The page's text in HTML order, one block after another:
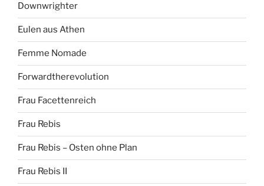
Downwrighter
Eulen aus Athen
Femme Nomade
Forwardtherevolution
Frau Facettenreich
Frau Rebis
Frau Rebis – Osten ohne Plan
Frau Rebis II